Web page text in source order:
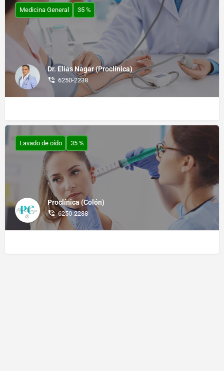
Dr. Elias Nagar (Proclínica)
6250-2238
Medicina General 35 %
Proclínica (Colón)
6250-2238
Lavado de oído 35 %